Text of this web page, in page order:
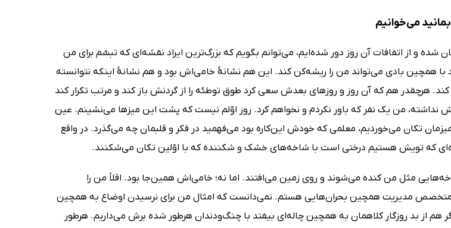
می‌خوانیم
شده و از اتفافات آن ‌روز دور شده‌ایم، می‌توانم بگویم که بزرگ‌ترین ایراد نقشه‌ای که تبسّم برای من
با همچین بادی می‌تواند من را ریشه‌کن کند. این هم نشانۀ خامی‌اش بود و هم نشانۀ اینکه نتوانسته
هرچقدر هم که آن ‌روز و روزهای بعدش سعی کرد طوق توطئه را از گردنش باز کند و مرتب تکرار کند
نداشته، من یک نفر که باور نکردم و نخواهم کرد. روز اوّلم نیست که پشت این میزها می‌نشینم. عین
تکان می‌خوردیم، معلمی که خودش این‌کاره بود می‌فهمید در فکر و قلبمان چه می‌گذرد. در واقع
که تویش هستیم درختی است با شاخه‌های خشک و شکننده که با اوّلین تکان می‌شکنند.
مثل من کنده می‌شوند و روی زمین می‌افتند. اما نه؛ خامی‌اش همین‌جا بود. اقلاً من را
مدیریت همچین بحران‌هایی هستم. نمی‌دانست که امثال من برای نرسیدن اوضاع به همچین
هم از بد روزگار کلاهمان به همچین چاله‌ای بیفتد با چنگ‌ودندان هرطور شده برش می‌داریم. هرطور